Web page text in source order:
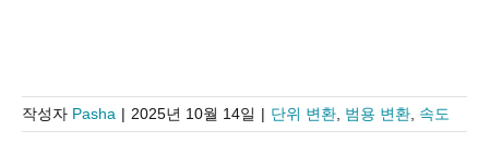
작성자 Pasha | 2025년 10월 14일 | 단위 변환 범용 변환 속도